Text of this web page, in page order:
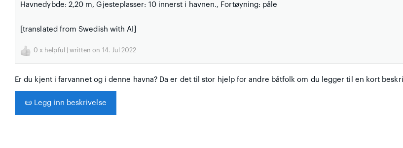
Havnedybde: 2,20 m, Gjesteplasser: 10 innerst i havnen., Fortøyning: påle
[translated from Swedish with AI]
0 x helpful | written on 14. Jul 2022
Er du kjent i farvannet og i denne havna? Da er det til stor hjelp for andre båtfolk om du legger til en kort
📜 Legg inn beskrivelse